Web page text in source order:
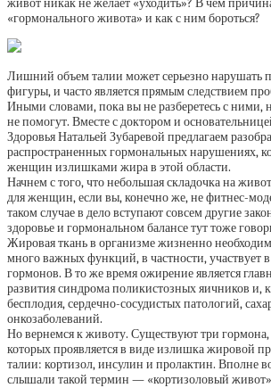
живот никак не желает «уходить»? В чем
«гормонального живота» и как с ним бороться?
Лишний объем талии может серьезно нарушать
фигуры, и часто является прямым следствием
Иными словами, пока вы не разберетесь с ними,
не помогут. Вместе с доктором и
Здоровья Натальей Зубаревой предлагаем
распространенных гормональных нарушениях,
женщин излишками жира в этой области.
Начнем с того, что небольшая складочка на
для женщин, если вы, конечно же, не фитнес-
таком случае в дело вступают совсем другие
здоровье и гормональном балансе тут тоже
Жировая ткань в организме жизненно
много важных функций, в частности, участвует
гормонов. В то же время ожирение является
развития синдрома поликистозных яичников и,
бесплодия, сердечно-сосудистых патологий,
онкозаболеваний.
Но вернемся к животу. Существуют три
которых проявляется в виде излишка жировой
талии: кортизол, инсулин и пролактин. Вполне
слышали такой термин — «кортизоловый